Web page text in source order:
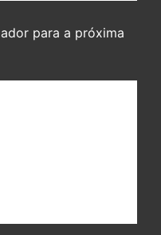
para a próxima